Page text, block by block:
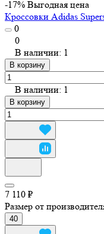
-17% Выгодная цена
Кроссовки Adidas
0
0
В наличии: 1
В корзину
В наличии: 1
В корзину
7 110 ₽
Размер от
40